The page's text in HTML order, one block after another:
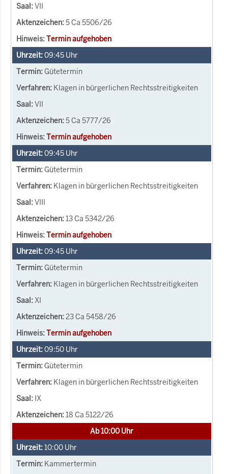
VII
5 Ca 5506/26
Termin aufgehoben
09:45 Uhr
Gütetermin
Klagen in bürgerlichen Rechtsstreitigkeiten
VII
5 Ca 5777/26
Termin aufgehoben
09:45 Uhr
Gütetermin
Klagen in bürgerlichen Rechtsstreitigkeiten
VIII
13 Ca 5342/26
Termin aufgehoben
09:45 Uhr
Gütetermin
Klagen in bürgerlichen Rechtsstreitigkeiten
XI
23 Ca 5458/26
Termin aufgehoben
09:50 Uhr
Gütetermin
Klagen in bürgerlichen Rechtsstreitigkeiten
IX
18 Ca 5122/26
Ab 10:00 Uhr
10:00 Uhr
Kammertermin